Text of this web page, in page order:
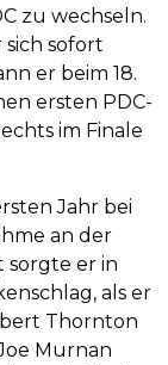
zu wechseln.
sofort
er beim 18.
ersten PDC-
im Finale
Jahr bei
an der
sorgte er in
als er
Thornton
Murnan